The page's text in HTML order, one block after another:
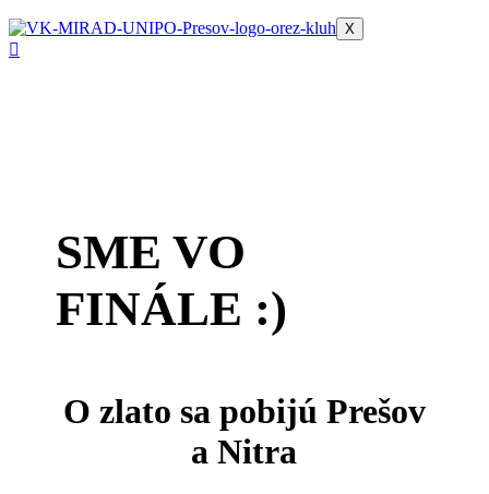
X
SME VO
FINÁLE :)
O zlato sa pobijú Prešov
a Nitra